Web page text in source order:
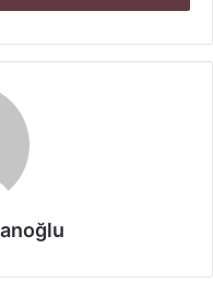
alabilen bir profildir.
yeni projelerde
edici enerjisiyle
başarılıdır. Aslan
zorluklara karşı güçlü